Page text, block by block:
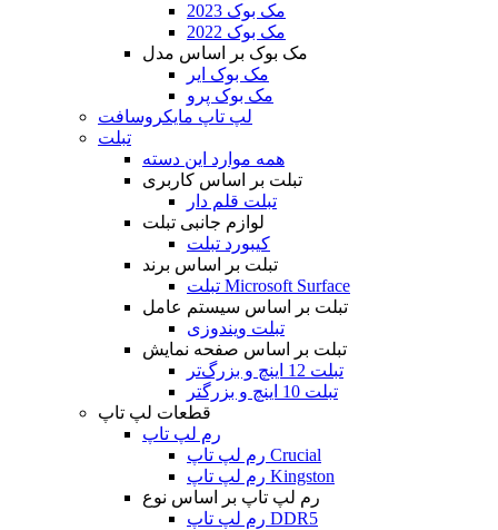
مک بوک 2023
مک بوک 2022
مک بوک بر اساس مدل
مک بوک ایر
مک بوک پرو
لپ تاپ مایکروسافت
تبلت
همه موارد این دسته
تبلت بر اساس کاربری
تبلت قلم دار
لوازم جانبی تبلت
کیبورد تبلت
تبلت بر اساس برند
تبلت Microsoft Surface
تبلت بر اساس سیستم عامل
تبلت ویندوزی
تبلت بر اساس صفحه نمایش
تبلت 12 اینچ و بزرگ‌تر
تبلت 10 اینچ و بزرگتر
قطعات لپ تاپ
رم لپ تاپ
رم لپ تاپ Crucial
رم لپ تاپ Kingston
رم لپ تاپ بر اساس نوع
رم لپ تاپ DDR5